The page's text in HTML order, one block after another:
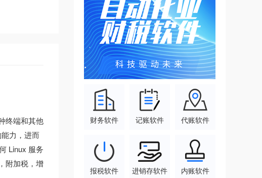
终端和其他
力，进而
Linux 服务
附加税，增
财务软件 记账软件 代账软件
报税软件 进销存软件 内账软件